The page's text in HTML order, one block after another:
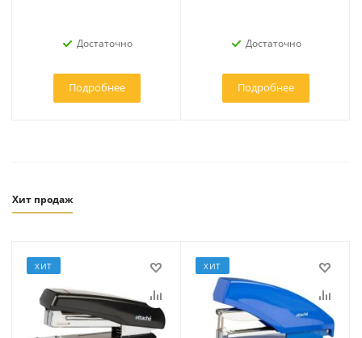
Достаточно
Подробнее
Достаточно
Подробнее
Хит продаж
ХИТ ХИТ